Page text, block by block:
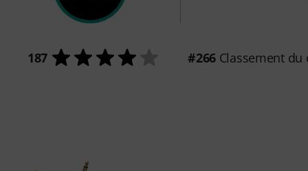
187 #266Classement du